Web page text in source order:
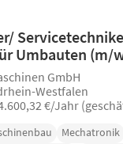
Umbauten (m/
GmbH
Westfalen
€/Jahr
Mechatronik